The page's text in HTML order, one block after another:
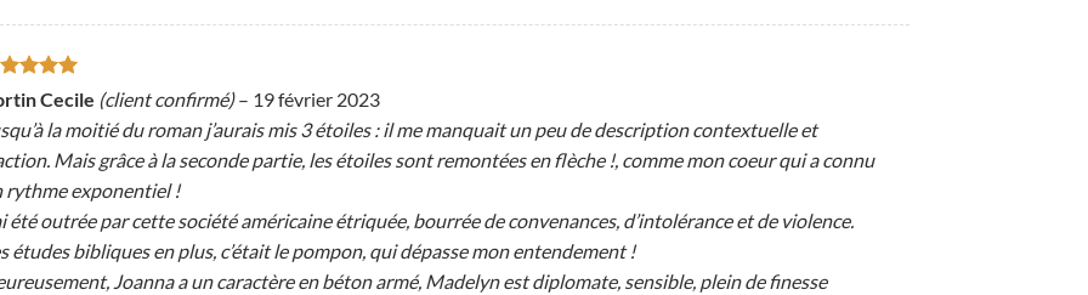
5 sur
Cecile (client confirmé) – 19 février 2023
la moitié du roman j’aurais mis 3 étoiles : il me manquait un peu de description contextuelle et
Mais grâce à la seconde partie, les étoiles sont remontées en flèche !, comme mon coeur qui a connu
rythme exponentiel !
été outrée par cette société américaine étriquée, bourrée de convenances, d’intolérance et de violence.
études bibliques en plus, c’était le pompon, qui dépasse mon entendement !
Joanna a un caractère en béton armé, Madelyn est diplomate, sensible, plein de finesse